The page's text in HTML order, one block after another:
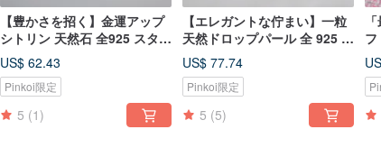
【豊かさを招く】金運アップ
シトリン 天然石 全925 スター
リングシルバーピアス
US$ 62.43
Pinkoi限定
5 (1)
【エレガントな佇まい】一粒
天然ドロップパール 全 925 ス
ターリングシルバーピアス
(シルバー/ゴールド/ローズゴ
ールド)
US$ 77.74
Pinkoi限定
5 (5)
ー